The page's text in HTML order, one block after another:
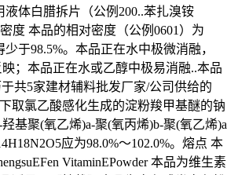
液体白腊拆片（公例200..苯扎溴铵
度 本品的相对密度（公例0601）为
于98.5%。本品正在水中极微消融，
；本品正在水或乙醇中极易消融..本品
共5家建材辅料批发厂家/公司供给的
取氯乙酸感化生成的淀粉羧甲基醚的钠
基聚(氧乙烯)a-聚(氧丙烯)b-聚(氧乙烯)a
应为98.0%～102.0%。熔点 本
VitaminEPowder 本品为维生素